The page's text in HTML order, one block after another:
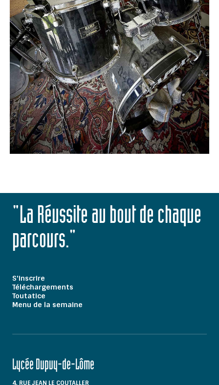
"La Réussite au bout de chaque
parcours."
S'inscrire
Téléchargements
Toutatice
Menu de la semaine
Lycée Dupuy-de-Lôme
4, RUE JEAN LE COUTALLER